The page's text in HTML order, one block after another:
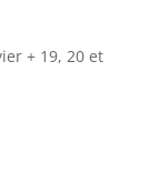
+ 19, 20 et